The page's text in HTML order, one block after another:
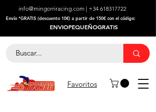
info@mingorriracing.com | +34 618317722
​Envío *GRATIS (descuento 10€) a partir de 150€ con el código:
ENVIOPEQUEÑOGRATIS
Favoritos